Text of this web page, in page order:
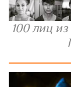
100 лиц